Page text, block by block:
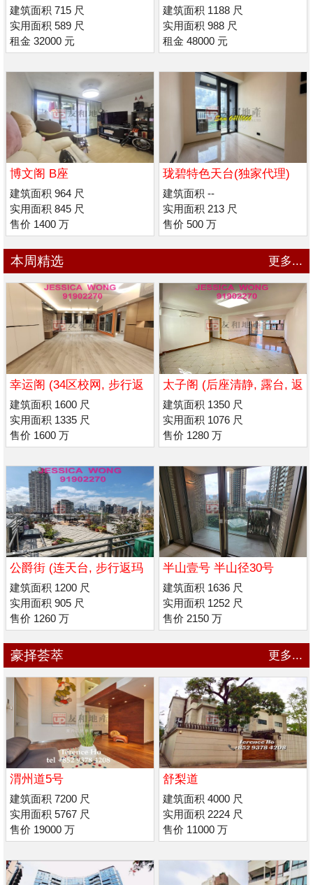
建筑面积 715 尺
实用面积 589 尺
租金 32000 元
建筑面积 1188 尺
实用面积 988 尺
租金 48000 元
博文阁 B座
建筑面积 964 尺
实用面积 845 尺
售价 1400 万
珑碧特色天台(独家代理)
建筑面积 --
实用面积 213 尺
售价 500 万
本周精选 更多...
幸运阁 (34区校网, 步行返
喇沙/ 玛利诺书院
建筑面积 1600 尺
实用面积 1335 尺
售价 1600 万
太子阁 (后座清静, 露台, 返
喇沙 / 玛利诺)
建筑面积 1350 尺
实用面积 1076 尺
售价 1280 万
公爵街 (连天台, 步行返玛
利诺/男 拔萃书院
建筑面积 1200 尺
实用面积 905 尺
售价 1260 万
半山壹号 半山径30号
建筑面积 1636 尺
实用面积 1252 尺
售价 2150 万
豪择荟萃 更多...
渭州道5号
建筑面积 7200 尺
实用面积 5767 尺
售价 19000 万
舒梨道
建筑面积 4000 尺
实用面积 2224 尺
售价 11000 万